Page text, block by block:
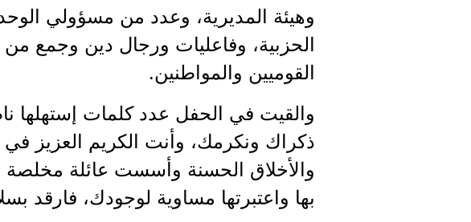
وهيئة المديرية، وعدد من مسؤولي
الحزبية، وفاعليات ورجال دين وجمع من
القوميين والمواطنين.
والقيت في الحفل عدد كلمات إستهلها
ذكراك ونكرمك، وأنت الكريم العزيز
والأخلاق الحسنة وأسست عائلة مخلصة
بها واعتبرتها مساوية لوجودك، فارقد